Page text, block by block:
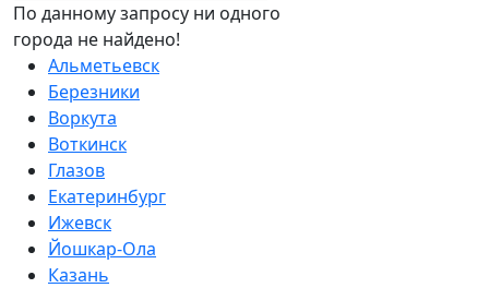
По данному запросу ни одного
города не найдено!
Альметьевск
Березники
Воркута
Воткинск
Глазов
Екатеринбург
Ижевск
Йошкар-Ола
Казань